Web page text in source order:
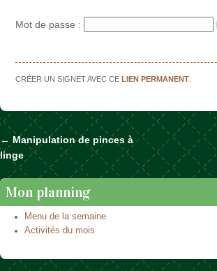
Mot de passe :
CRÉER UN SIGNET AVEC CELIEN PERMANENT
Naviguer dans les articles
← Manipulation de pinces à
linge
Mon planning
Menu de la semaine
Activités du mois